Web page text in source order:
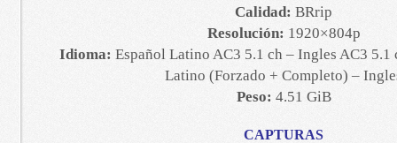
Calidad: BRrip
Resolución: 1920×804p
Idioma: Español Latino AC3 5.1 ch – Ingles AC3 5.1
Latino (Forzado + Completo) –
Peso: 4.51 GiB
CAPTURAS